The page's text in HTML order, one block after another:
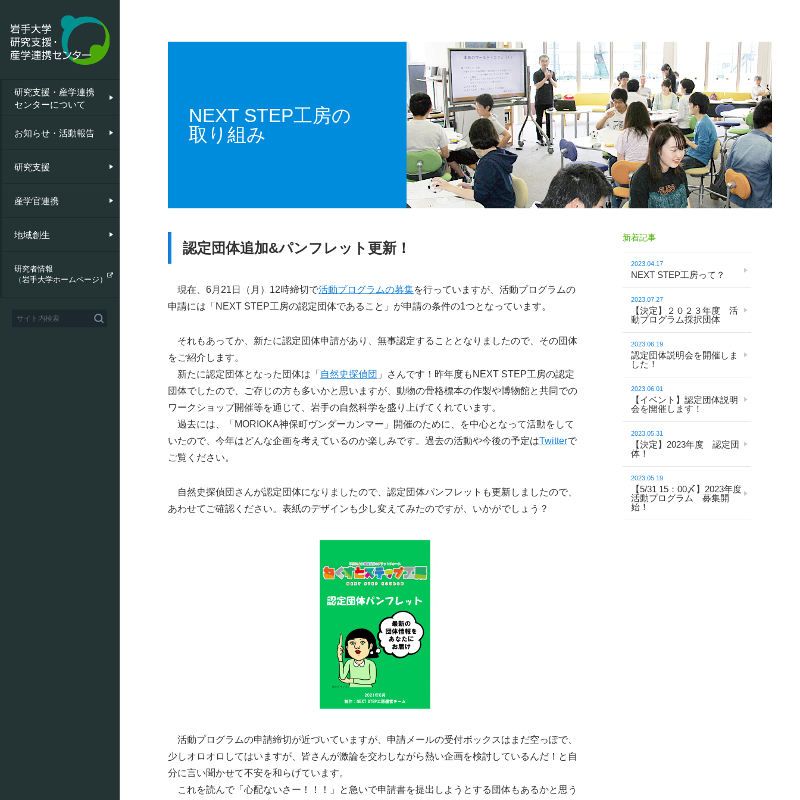
研究支援・産学連携
センターについて
お知らせ・活動報告
研究支援
知的財産の管理・活用
研究推進のための取組・制度
産学官連携
ベンチャー支援
釜石キャンパス・
スポーツユニオン
寄附講義・提携講座
地域創生
地域課題解決プログラム
研究者情報
（岩手大学ホームページ）
NEXT STEP工房の
取り組み
認定団体追加&パンフレット更新！
現在、6月21日（月）12時締切で活動プログラムの募集を行っていますが、活動プログラムの
申請には「NEXT STEP工房の認定団体であること」が申請の条件の1つとなっています。
それもあってか、新たに認定団体申請があり、無事認定することとなりましたので、その団体
をご紹介します。
新たに認定団体となった団体は「 自然史探偵団 」さんです！昨年度もNEXT STEP工房の認定
団体でしたので、ご存じの方も多いかと思いますが、動物の骨格標本の作製や博物館と共同での
ワークショップ開催等を通じて、岩手の自然科学を盛り上げてくれています。
過去には、「MORIOKA神保町ヴンダーカンマー」開催のために、を中心となって活動をして
いたので、今年はどんな企画を考えているのか楽しみです。過去の活動や今後の予定はTwitterで
ご覧ください。
自然史探偵団さんが認定団体になりましたので、認定団体パンフレットも更新しましたので、
あわせてご確認ください。表紙のデザインも少し変えてみたのですが、いかがでしょう？
活動プログラムの申請締切が近づいていますが、申請メールの受付ボックスはまだ空っぽで、
少しオロオロしてはいますが、皆さんが激論を交わしながら熱い企画を検討しているんだ！と自
分に言い聞かせて不安を和らげています。
これを読んで「心配ないさー！！！」と急いで申請書を提出しようとする団体もあるかと思う
新着記事
2023.04.17
NEXT STEP工房って？
2023.07.27
【決定】２０２３年度 活
動プログラム採択団体
2023.06.19
認定団体説明会を開催しま
した！
2023.06.01
【イベント】認定団体説明
会を開催します！
2023.05.31
【決定】2023年度 認定団
体！
2023.05.19
【5/31 15：00〆】2023年度
活動プログラム 募集開
始！